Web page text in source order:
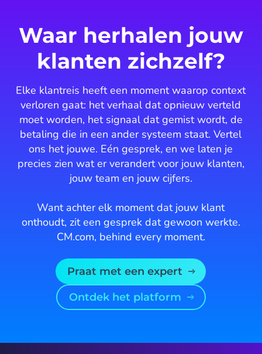
Waar herhalen jouw
klanten zichzelf?
Elke klantreis heeft een moment waarop context
verloren gaat: het verhaal dat opnieuw verteld
moet worden, het signaal dat gemist wordt, de
betaling die in een ander systeem staat. Vertel
ons het jouwe. Eén gesprek, en we laten je
precies zien wat er verandert voor jouw klanten,
jouw team en jouw cijfers.
Want achter elk moment dat jouw klant
onthoudt, zit een gesprek dat gewoon werkte.
CM.com, behind every moment.
Praat met een expert
Ontdek het platform